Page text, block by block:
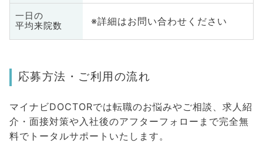
一日の
平均来院数
※詳細はお問い合わせください
応募方法・ご利用の流れ
マイナビDOCTORでは転職のお悩みやご相談、求人紹
介・面接対策や入社後のアフターフォローまで完全無
料でトータルサポートいたします。